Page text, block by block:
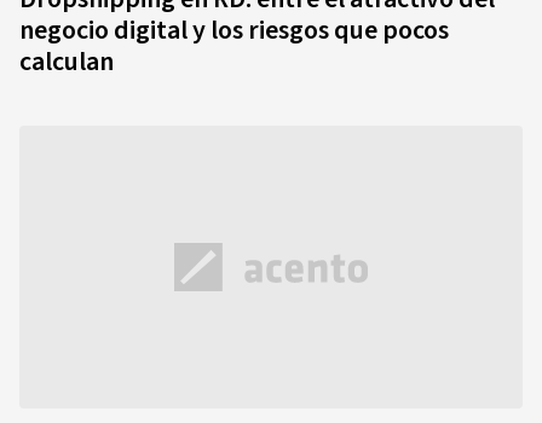
negocio digital y los riesgos que pocos
calculan